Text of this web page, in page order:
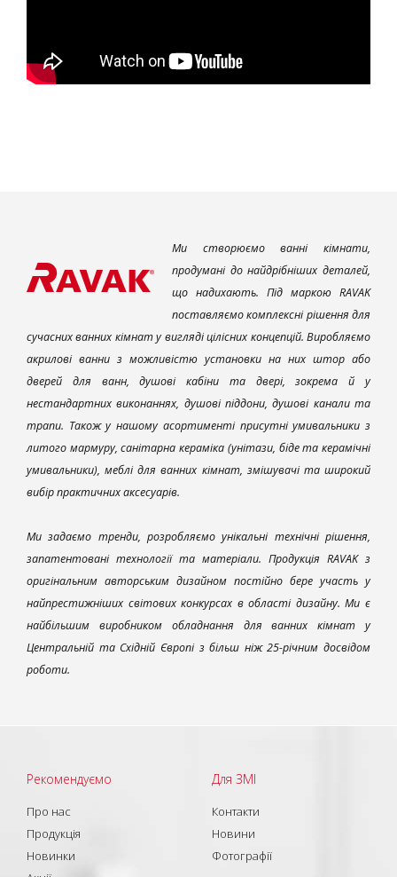
Ми створюємо ванні кімнати,
продумані до найдрібніших деталей,
що надихають. Під маркою RAVAK
поставляємо комплексні рішення для
сучасних ванних кімнат у вигляді цілісних концепцій. Виробляємо
акрилові ванни з можливістю установки на них штор або
дверей для ванн, душові кабіни та двері, зокрема й у
нестандартних виконаннях, душові піддони, душові канали та
трапи. Також у нашому асортименті присутні умивальники з
литого мармуру, санітарна кераміка (унітази, біде та керамічні
умивальники), меблі для ванних кімнат, змішувачі та широкий
вибір практичних аксесуарів.
Ми задаємо тренди, розробляємо унікальні технічні рішення,
запатентовані технології та матеріали. Продукція RAVAK з
оригінальним авторським дизайном постійно бере участь у
найпрестижніших світових конкурсах в області дизайну. Ми є
найбільшим виробником обладнання для ванних кімнат у
Центральній та Східній Європі з більш ніж 25-річним досвідом
роботи.
Рекомендуємо
Про нас
Продукція
Новинки
Для ЗМІ
Контакти
Новини
Фотографії